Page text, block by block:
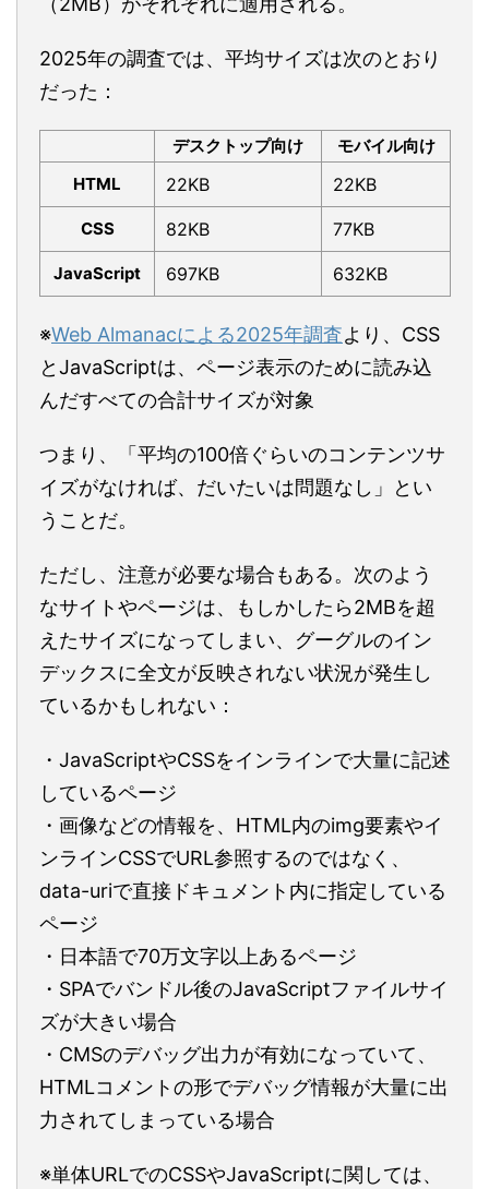
2025年の調査では、平均サイズは次のとおり
だった：
デスクトップ向け
モバイル向け
HTML
22KB 22KB
CSS 82KB 77KB
JavaScript 697KB 632KB
※Web Almanacによる2025年調査より、CSS
とJavaScriptは、ページ表示のために読み込
んだすべての合計サイズが対象
つまり、「平均の100倍ぐらいのコンテンツサ
イズがなければ、だいたいは問題なし」とい
うことだ。
ただし、注意が必要な場合もある。次のよう
なサイトやページは、もしかしたら2MBを超
えたサイズになってしまい、グーグルのイン
デックスに全文が反映されない状況が発生し
ているかもしれない：
・JavaScriptやCSSをインラインで大量に記述
しているページ
・画像などの情報を、HTML内のimg要素やイ
ンラインCSSでURL参照するのではなく、
data-uriで直接ドキュメント内に指定している
ページ
・日本語で70万文字以上あるページ
・SPAでバンドル後のJavaScriptファイルサイ
ズが大きい場合
・CMSのデバッグ出力が有効になっていて、
HTMLコメントの形でデバッグ情報が大量に出
力されてしまっている場合
※単体URLでのCSSやJavaScriptに関しては、